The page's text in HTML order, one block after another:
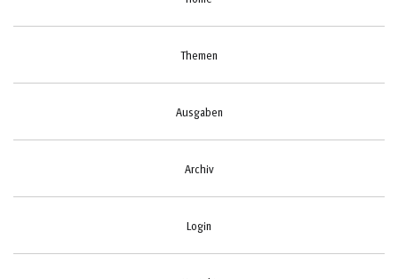
Themen
Ausgaben
Archiv
Login